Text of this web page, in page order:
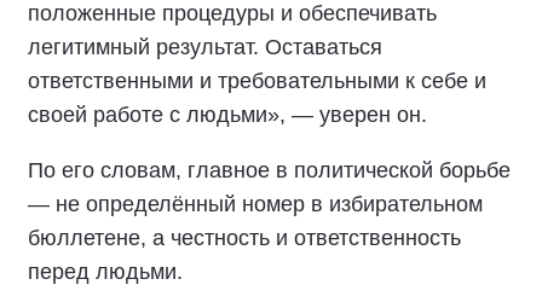
положенные процедуры и обеспечивать
легитимный результат. Оставаться
ответственными и требовательными к себе и
своей работе с людьми», — уверен он.
По его словам, главное в политической борьбе
— не определённый номер в избирательном
бюллетене, а честность и ответственность
перед людьми.